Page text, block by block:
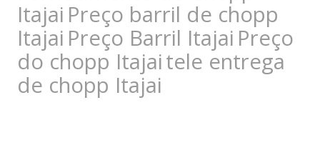
Itajai Preço barril de chopp
Itajai Preço Barril Itajai Preço
do chopp Itajaitele entrega
de chopp Itajai